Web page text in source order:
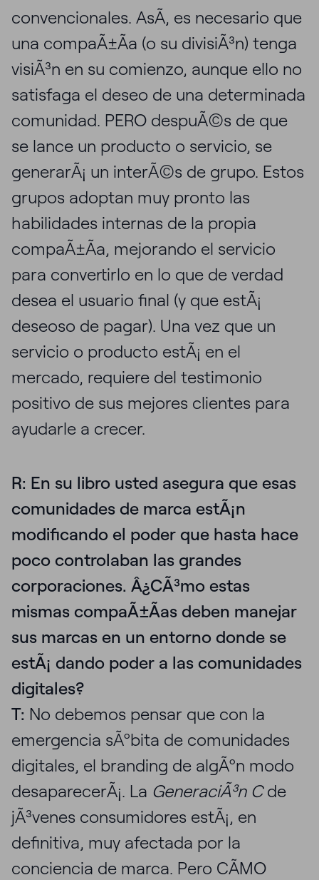
convencionales. AsÃ­, es necesario que
una compaÃ±Ã­a (o su divisiÃ³n) tenga
visiÃ³n en su comienzo, aunque ello no
satisfaga el deseo de una determinada
comunidad. PERO despuÃ©s de que
se lance un producto o servicio, se
generarÃ¡ un interÃ©s de grupo. Estos
grupos adoptan muy pronto las
habilidades internas de la propia
compaÃ±Ã­a, mejorando el servicio
para convertirlo en lo que de verdad
desea el usuario final (y que estÃ¡
deseoso de pagar). Una vez que un
servicio o producto estÃ¡ en el
mercado, requiere del testimonio
positivo de sus mejores clientes para
ayudarle a crecer.
R: En su libro usted asegura que esas
comunidades de marca estÃ¡n
modificando el poder que hasta hace
poco controlaban las grandes
corporaciones. Â¿CÃ³mo estas
mismas compaÃ±Ã­as deben manejar
sus marcas en un entorno donde se
estÃ¡ dando poder a las comunidades
digitales?
T: No debemos pensar que con la
emergencia sÃºbita de comunidades
digitales, el branding de algÃºn modo
desaparecerÃ¡. La GeneraciÃ³n Cde
jÃ³venes consumidores estÃ¡, en
definitiva, muy afectada por la
conciencia de marca. Pero CÃMO